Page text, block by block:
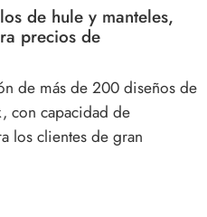
de hule y manteles,
precios de
de más de 200 diseños de
con capacidad de
los clientes de gran